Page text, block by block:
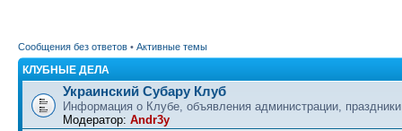
Сообщения без ответов • Активные темы
КЛУБНЫЕ ДЕЛА
Украинский Субару Клуб
Информация о Клубе, объявления администрации,
Модератор: Andr3y